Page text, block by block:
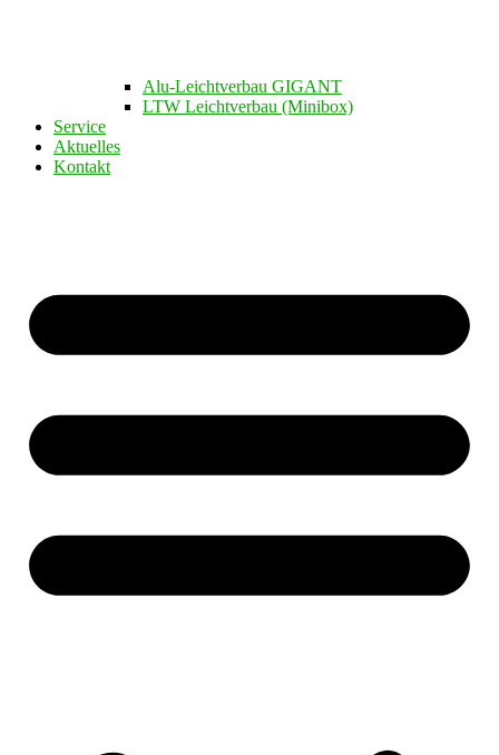
Alu-Leichtverbau GIGANT
LTW Leichtverbau (Minibox)
Service
Aktuelles
Kontakt